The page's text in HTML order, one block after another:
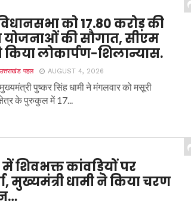
को 17.80 करोड़ की
योजनाओं की सौगात, सीएम
किया लोकार्पण-शिलान्यास.
पहल AUGUST 4, 2026
पुष्कर सिंह धामी ने मंगलवार को मसूरी
के पुरुकुल में 17...
में शिवभक्त कांवड़ियों पर
मुख्यमंत्री धामी ने किया चरण